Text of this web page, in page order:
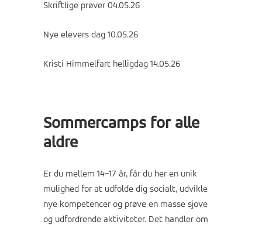
Skriftlige prøver 04.05.26
Nye elevers dag 10.05.26
Kristi Himmelfart helligdag 14.05.26
Sommercamps for alle
aldre
Er du mellem 14–17 år, får du her en unik
mulighed for at udfolde dig socialt, udvikle
nye kompetencer og prøve en masse sjove
og udfordrende aktiviteter. Det handler om